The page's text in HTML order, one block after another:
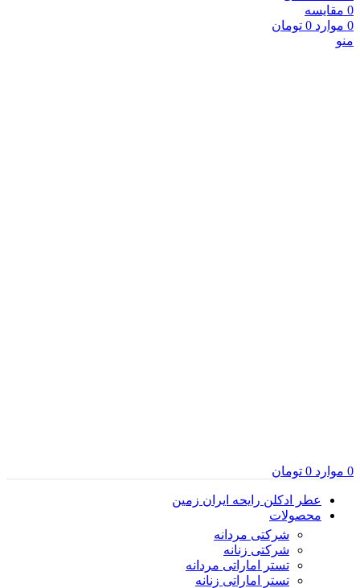
0 مقایسه
0 موارد 0 تومان
منو
0 موارد 0 تومان
عطر ادکلن رایحه ایران زمین
محصولات
شرکتی مردانه
شرکتی زنانه
تستر اماراتی مردانه
تستر اماراتی زنانه